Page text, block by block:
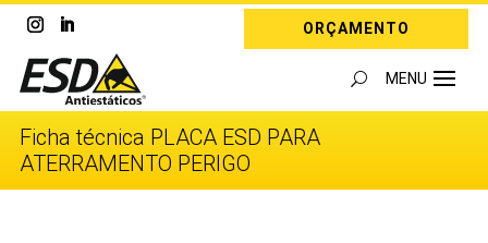
ORÇAMENTO
Ficha técnica PLACA ESD PARA
ATERRAMENTO PERIGO